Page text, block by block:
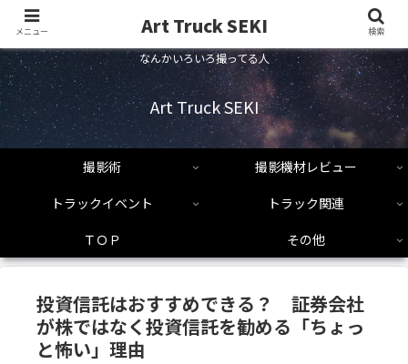
なんかいろいろ撮ってる人
Art Truck SEKI
撮影術
撮影機材レビュー
トラックイベント
トラック関連
ＴＯＰ
その他
投資信託はおすすめできる？ 証券会社
が株ではなく投資信託を勧める「ちょっ
と怖い」理由
メニュー Art Truck SEKI 検索